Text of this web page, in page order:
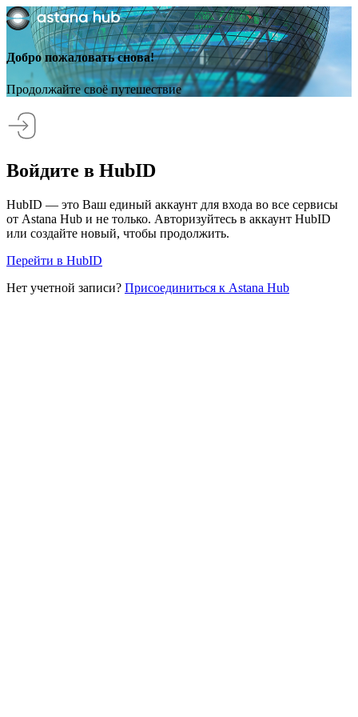
Добро пожаловать снова!
Продолжайте своё путешествие
Войдите в HubID
HubID — это Ваш единый аккаунт для входа во все сервисы
от Astana Hub и не только. Авторизуйтесь в аккаунт HubID
или создайте новый, чтобы продолжить.
Перейти в HubID
Нет учетной записи? Присоединиться к Astana Hub